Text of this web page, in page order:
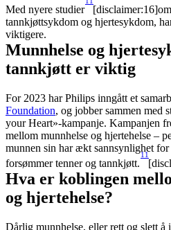
Med nyere studier
tannkjøttsykdom og hjertesykdom,
viktigere.
Munnhelse og
tannkjøtt er viktig
For 2023 har Philips inngått et
Foundation, og jobber sammen med
your Heart»-kampanje. Kampanjen
mellom munnhelse og hjertehelse –
munnen sin har ækt sannsynlighet for
forsømmer tenner og tannkjøtt.
11
Hva er koblingen
og hjertehelse?
Dårlig munnhelse, eller rett og slett å